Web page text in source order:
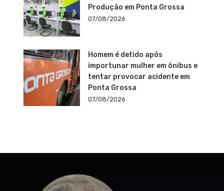
Produção em Ponta Grossa
07/08/2026
Homem é detido após
importunar mulher em ônibus e
tentar provocar acidente em
Ponta Grossa
07/08/2026